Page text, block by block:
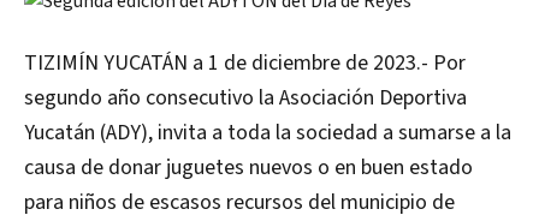
TIZIMÍN YUCATÁN a 1 de diciembre de 2023.- Por
segundo año consecutivo la Asociación Deportiva
Yucatán (ADY), invita a toda la sociedad a sumarse a la
causa de donar juguetes nuevos o en buen estado
para niños de escasos recursos del municipio de